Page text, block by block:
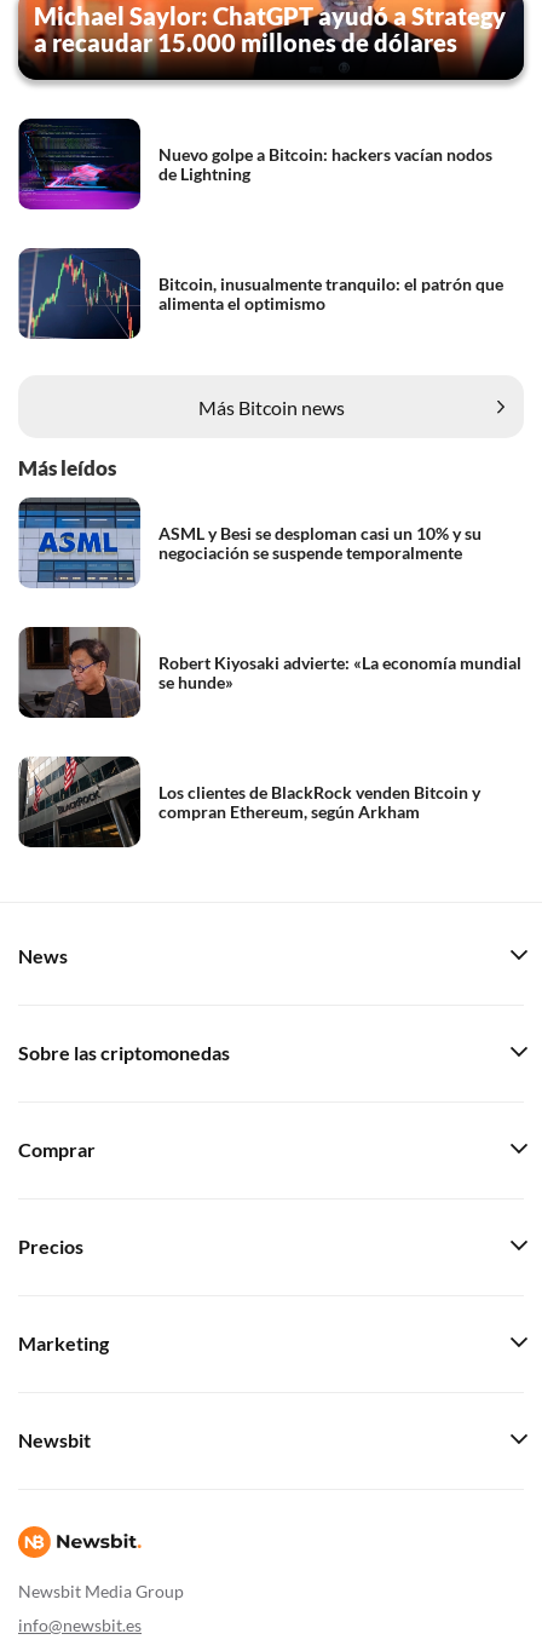
Michael Saylor: ChatGPT ayudó a Strategy
a recaudar 15.000 millones de dólares
Nuevo golpe a Bitcoin: hackers vacían nodos
de Lightning
Bitcoin, inusualmente tranquilo: el patrón que
alimenta el optimismo
Más Bitcoin news
Más leídos
ASML y Besi se desploman casi un 10% y su
negociación se suspende temporalmente
Robert Kiyosaki advierte: «La economía mundial
se hunde»
Los clientes de BlackRock venden Bitcoin y
compran Ethereum, según Arkham
Newsbit Media Group
info@newsbit.es
News
Sobre las criptomonedas
Comprar
Precios
Marketing
Newsbit